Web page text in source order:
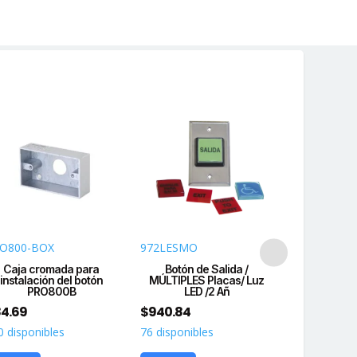
BOX
Caja cromada para
instalación del botón
PRO800B
disponibles
972LESMO
Botón de Salida /
MÚLTIPLES Placas/ Luz
LED /2 Añ
$940.84
76 disponibles